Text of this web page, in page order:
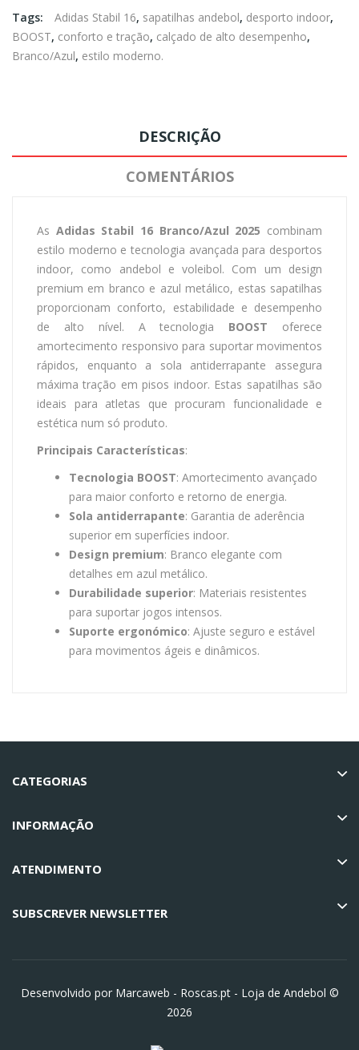
Tags: Adidas Stabil 16, sapatilhas andebol, desporto indoor,
BOOST, conforto e tração, calçado de alto desempenho,
Branco/Azul, estilo moderno.
DESCRIÇÃO
COMENTÁRIOS
As Adidas Stabil 16 Branco/Azul 2025 combinam
estilo moderno e tecnologia avançada para desportos
indoor, como andebol e voleibol. Com um design
premium em branco e azul metálico, estas sapatilhas
proporcionam conforto, estabilidade e desempenho
de alto nível. A tecnologia BOOST oferece
amortecimento responsivo para suportar movimentos
rápidos, enquanto a sola antiderrapante assegura
máxima tração em pisos indoor. Estas sapatilhas são
ideais para atletas que procuram funcionalidade e
estética num só produto.
Principais Características:
Tecnologia BOOST: Amortecimento avançado
para maior conforto e retorno de energia.
Sola antiderrapante: Garantia de aderência
superior em superfícies indoor.
Design premium: Branco elegante com
detalhes em azul metálico.
Durabilidade superior: Materiais resistentes
para suportar jogos intensos.
Suporte ergonómico: Ajuste seguro e estável
para movimentos ágeis e dinâmicos.
CATEGORIAS
INFORMAÇÃO
ATENDIMENTO
SUBSCREVER NEWSLETTER
Desenvolvido por Marcaweb - Roscas.pt - Loja de Andebol ©
2026